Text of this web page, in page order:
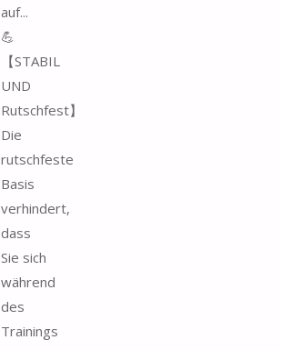
auf...
💪
【STABIL
UND
Rutschfest】
Die
rutschfeste
Basis
verhindert,
dass
Sie sich
während
des
Trainings